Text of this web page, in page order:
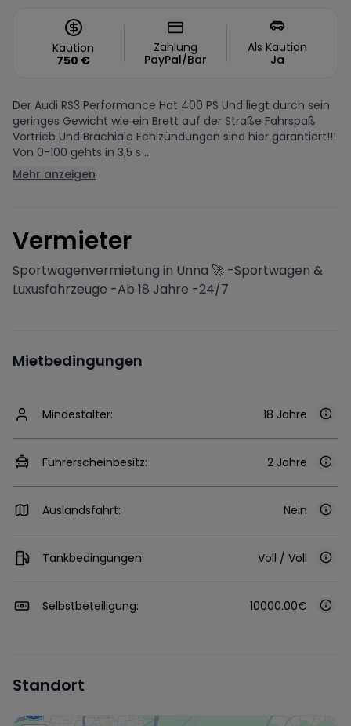
Kaution
750 €
Zahlung
PayPal/Bar
Als Kaution
Ja
Der Audi RS3 Performance Hat 400 PS Und liegt durch sein
geringes Gewicht wie ein Brett auf der Straße Fahrspaß
Vortrieb Und Brachiale Fehlzündungen sind hier garantiert!!!
Von 0-100 gehts in 3,5 s ...
Mehr anzeigen
Vermieter
Sportwagenvermietung in Unna 🚀 -Sportwagen &
Luxusfahrzeuge -Ab 18 Jahre -24/7
Mietbedingungen
Mindestalter: 18 Jahre
Führerscheinbesitz: 2 Jahre
Auslandsfahrt: Nein
Tankbedingungen: Voll / Voll
Selbstbeteiligung: 10000.00€
Standort